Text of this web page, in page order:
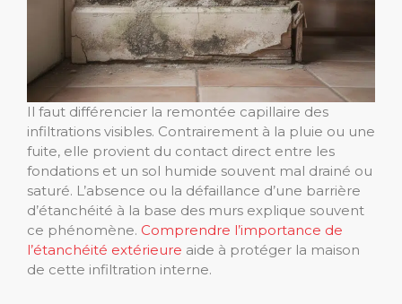
Il faut différencier la remontée capillaire des
infiltrations visibles. Contrairement à la pluie ou une
fuite, elle provient du contact direct entre les
fondations et un sol humide souvent mal drainé ou
saturé. L’absence ou la défaillance d’une barrière
d’étanchéité à la base des murs explique souvent
ce phénomène. Comprendre l’importance de
l’étanchéité extérieure aide à protéger la maison
de cette infiltration interne.